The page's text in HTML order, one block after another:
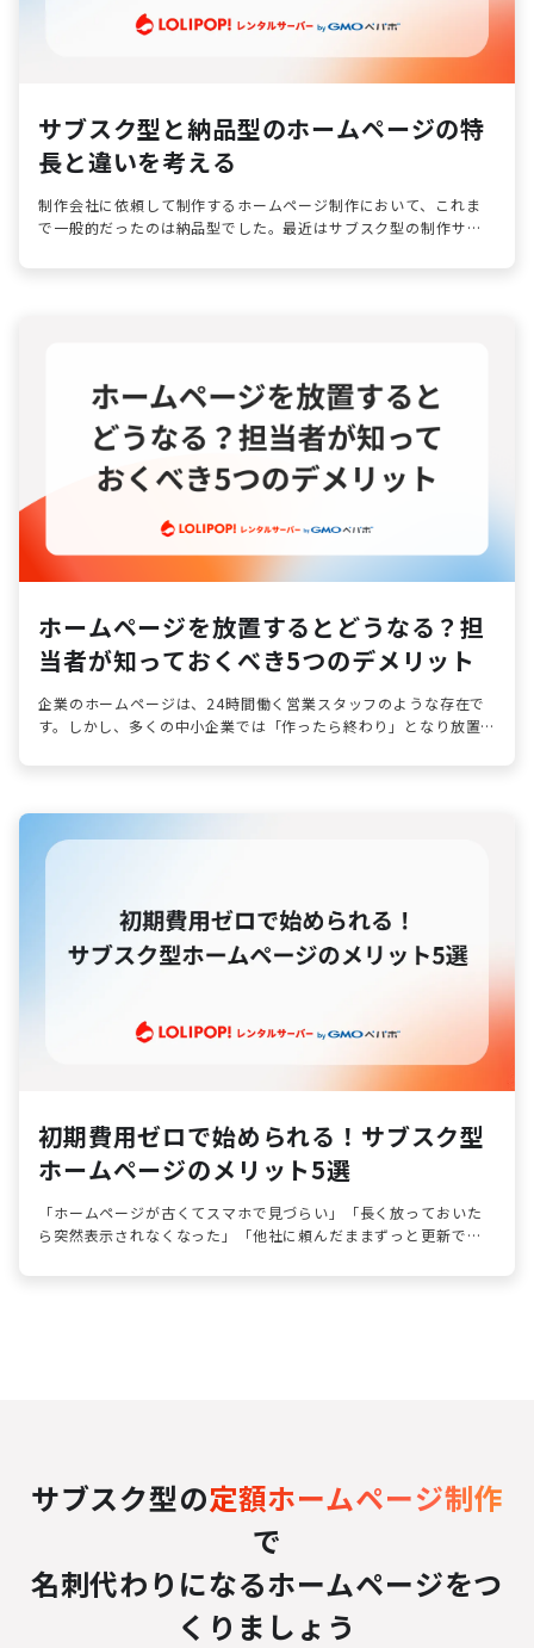
サブスク型と納品型のホームページの特
長と違いを考える
制作会社に依頼して制作するホームページ制作において、これま
で一般的だったのは納品型でした。最近はサブスク型の制作サー
ホームページを放置するとどうなる？担
当者が知っておくべき5つのデメリット
企業のホームページは、24時間働く営業スタッフのような存在で
す。しかし、多くの中小企業では「作ったら終わり」となり放置
初期費用ゼロで始められる！サブスク型
ホームページのメリット5選
「ホームページが古くてスマホで見づらい」「長く放っておいた
ら突然表示されなくなった」「他社に頼んだままずっと更新でき
サブスク型の定額ホームページ制作
で
名刺代わりになるホームページをつ
くりましょう